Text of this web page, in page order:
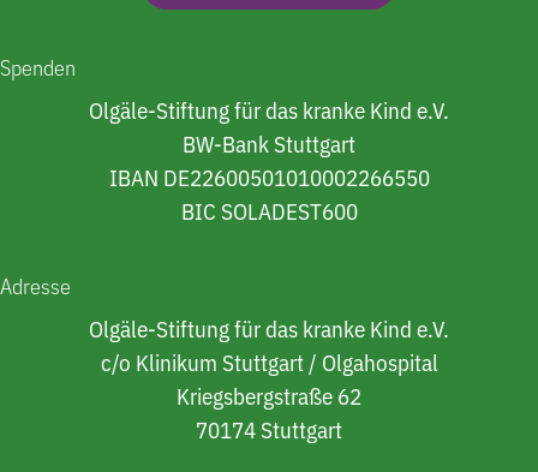
Spenden
Olgäle-Stiftung für das kranke Kind e.V.
BW-Bank Stuttgart
IBAN DE22600501010002266550
BIC SOLADEST600
Adresse
Olgäle-Stiftung für das kranke Kind e.V.
c/o Klinikum Stuttgart / Olgahospital
Kriegsbergstraße 62
70174 Stuttgart